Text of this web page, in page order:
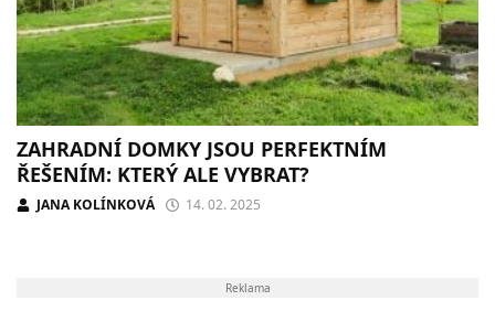
ZAHRADNÍ DOMKY JSOU PERFEKTNÍM
ŘEŠENÍM: KTERÝ ALE VYBRAT?
JANA KOLÍNKOVÁ 14. 02. 2025
Reklama